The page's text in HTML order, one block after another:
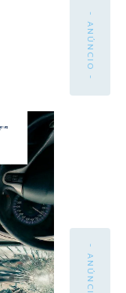
- ANÚNCIO -
- ANÚNCIO -